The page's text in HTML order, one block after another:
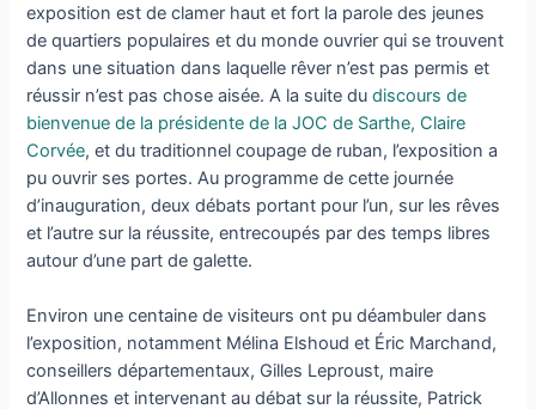
exposition est de clamer haut et fort la parole des jeunes
de quartiers populaires et du monde ouvrier qui se trouvent
dans une situation dans laquelle rêver n’est pas permis et
réussir n’est pas chose aisée. A la suite dudiscours de
bienvenue de la présidente de la JOC de Sarthe, Claire
Corvée, et du traditionnel coupage de ruban, l’exposition a
pu ouvrir ses portes. Au programme de cette journée
d’inauguration, deux débats portant pour l’un, sur les rêves
et l’autre sur la réussite, entrecoupés par des temps libres
autour d’une part de galette.
Environ une centaine de visiteurs ont pu déambuler dans
l’exposition, notamment Mélina Elshoud et Éric Marchand,
conseillers départementaux, Gilles Leproust, maire
d’Allonnes et intervenant au débat sur la réussite, Patrick